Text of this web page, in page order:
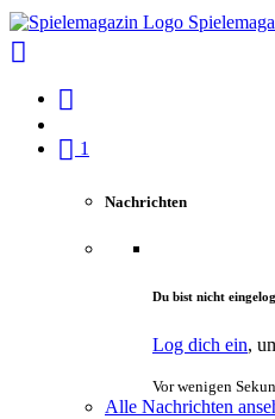
1
Nachrichten
Du bist nicht
Log dich ein,
Vor wenigen
Alle Nachrichten